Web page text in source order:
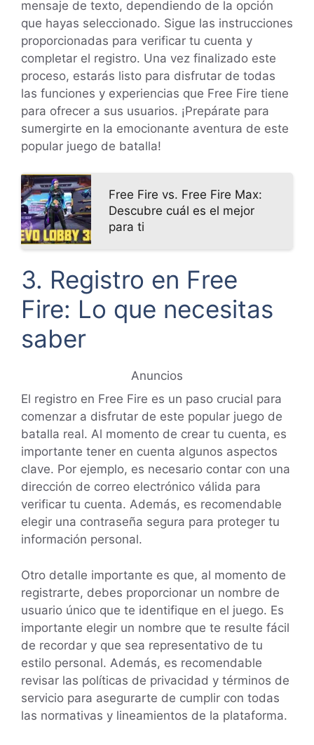
mensaje de texto, dependiendo de la opción
que hayas seleccionado. Sigue las instrucciones
proporcionadas para verificar tu cuenta y
completar el registro. Una vez finalizado este
proceso, estarás listo para disfrutar de todas
las funciones y experiencias que Free Fire tiene
para ofrecer a sus usuarios. ¡Prepárate para
sumergirte en la emocionante aventura de este
popular juego de batalla!
Free Fire vs. Free Fire Max:
Descubre cuál es el mejor
para ti
3. Registro en Free
Fire: Lo que necesitas
saber
Anuncios
El registro en Free Fire es un paso crucial para
comenzar a disfrutar de este popular juego de
batalla real. Al momento de crear tu cuenta, es
importante tener en cuenta algunos aspectos
clave. Por ejemplo, es necesario contar con una
dirección de correo electrónico válida para
verificar tu cuenta. Además, es recomendable
elegir una contraseña segura para proteger tu
información personal.
Otro detalle importante es que, al momento de
registrarte, debes proporcionar un nombre de
usuario único que te identifique en el juego. Es
importante elegir un nombre que te resulte fácil
de recordar y que sea representativo de tu
estilo personal. Además, es recomendable
revisar las políticas de privacidad y términos de
servicio para asegurarte de cumplir con todas
las normativas y lineamientos de la plataforma.